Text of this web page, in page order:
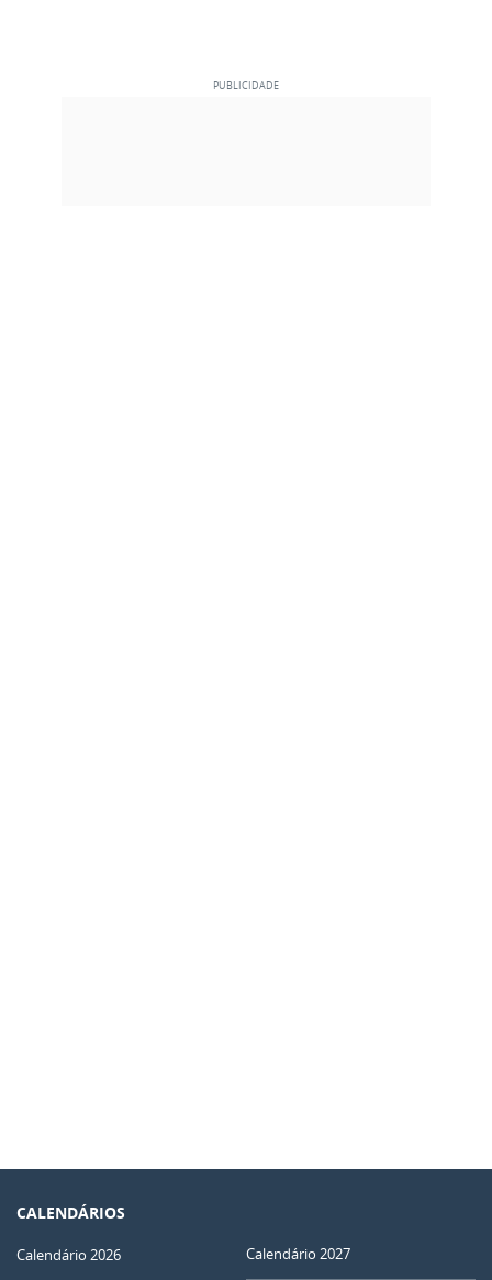
CALENDÁRIOS
Calendário 2026 Calendário 2027